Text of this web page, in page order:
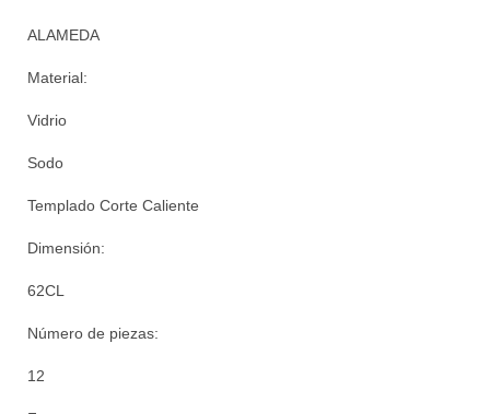
ALAMEDA
Material:
Vidrio
Sodo
Templado Corte Caliente
Dimensión:
62CL
Número de piezas:
12